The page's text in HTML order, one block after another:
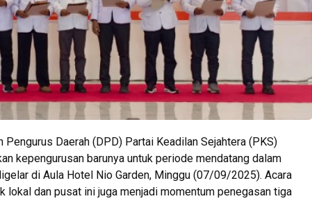
Daerah (DPD) Partai Keadilan Sejahtera (PKS)
kepengurusan barunya untuk periode mendatang dalam
di Aula Hotel Nio Garden, Minggu (07/09/2025). Acara
dan pusat ini juga menjadi momentum penegasan tiga